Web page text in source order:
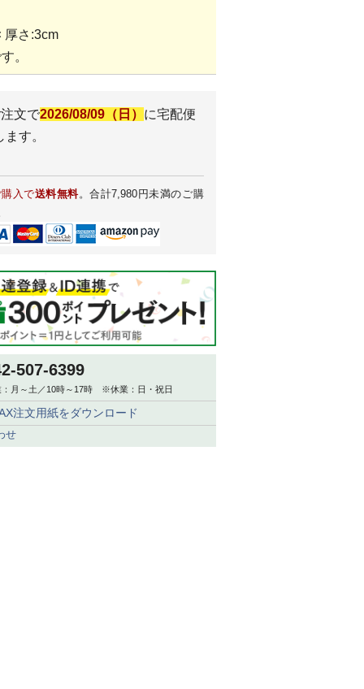
厚さ:3cm
。
文で2026/08/09（日） に宅配便
す。
入で送料無料。合計7,980円未満のご購
507-6399
：月～土／10時～17時 ※休業：日・祝日
注文用紙をダウンロード
せ